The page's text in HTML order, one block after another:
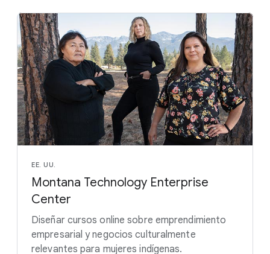
EE. UU.
Montana Technology Enterprise
Center
Diseñar cursos online sobre emprendimiento
empresarial y negocios culturalmente
relevantes para mujeres indígenas.